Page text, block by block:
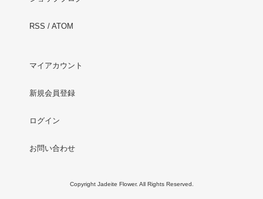
RSS / ATOM
マイアカウント
新規会員登録
ログイン
お問い合わせ
Copyright Jadeite Flower. All Rights Reserved.